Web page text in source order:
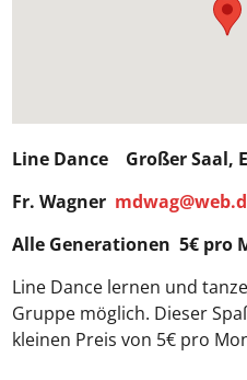
Line Dance
Großer Saal,
Fr. Wagner
Alle Generationen 5€ pro
Line Dance lernen und
Gruppe möglich. Dieser
kleinen Preis von 5€ pro